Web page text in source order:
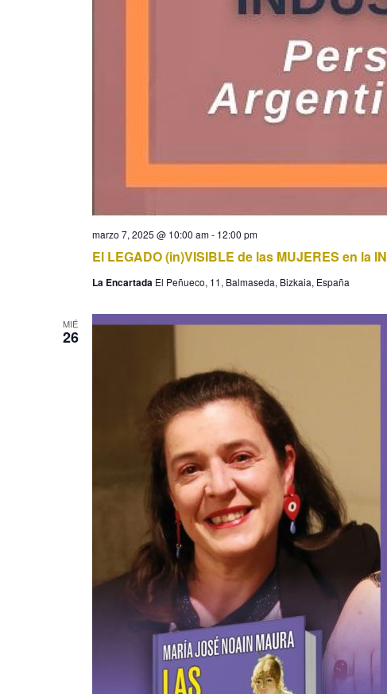
El LEGADO (in)VISIBLE de las MUJERES en la
marzo 7, 2025 @ 10:00 am- 12:00 pm
La Encartada El Peñueco, 11, Balmaseda, Bizkaia, España
MIÉ
26